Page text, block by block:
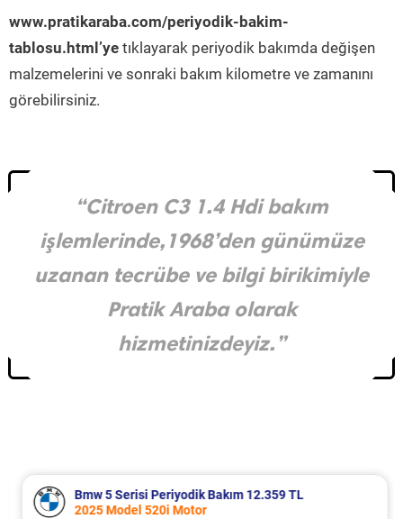
www.pratikaraba.com/periyodik-bakim-
tablosu.html’ye tıklayarak periyodik bakımda değişen
malzemelerini ve sonraki bakım kilometre ve zamanını
görebilirsiniz.
“Citroen C3 1.4 Hdi bakım
işlemlerinde,1968’den günümüze
uzanan tecrübe ve bilgi birikimiyle
Pratik Araba olarak
hizmetinizdeyiz.”
Bmw 5 Serisi Periyodik Bakım 12.359 TL
2025 Model 520i Motor